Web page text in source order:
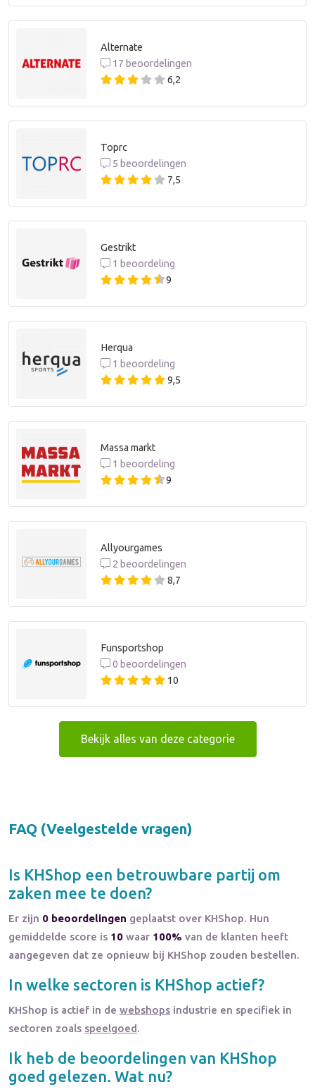
Alternate
17 beoordelingen
6,2
Toprc
5 beoordelingen
7,5
Gestrikt
1 beoordeling
9
Herqua
1 beoordeling
9,5
Massa markt
1 beoordeling
9
Allyourgames
2 beoordelingen
8,7
Funsportshop
0 beoordelingen
10
Bekijk alles van deze categorie
FAQ (Veelgestelde vragen)
Is KHShop een betrouwbare partij om
zaken mee te doen?
Er zijn 0 beoordelingen geplaatst over KHShop. Hun
gemiddelde score is 10 waar 100% van de klanten heeft
aangegeven dat ze opnieuw bij KHShop zouden bestellen.
In welke sectoren is KHShop actief?
KHShop is actief in de webshops industrie en specifiek in
sectoren zoals speelgoed.
Ik heb de beoordelingen van KHShop
goed gelezen. Wat nu?